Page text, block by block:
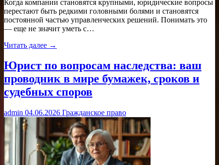
Когда компании становятся крупными, юридические вопросы
перестают быть редкими головными болями и становятся
постоянной частью управленческих решений. Понимать это
— еще не значит уметь с…
Читать далее →
Юрист по вопросам наследства: ваш
проводник в мире бумажек, сроков и
судебных споров
admin 04.06.2026 Гражданское право